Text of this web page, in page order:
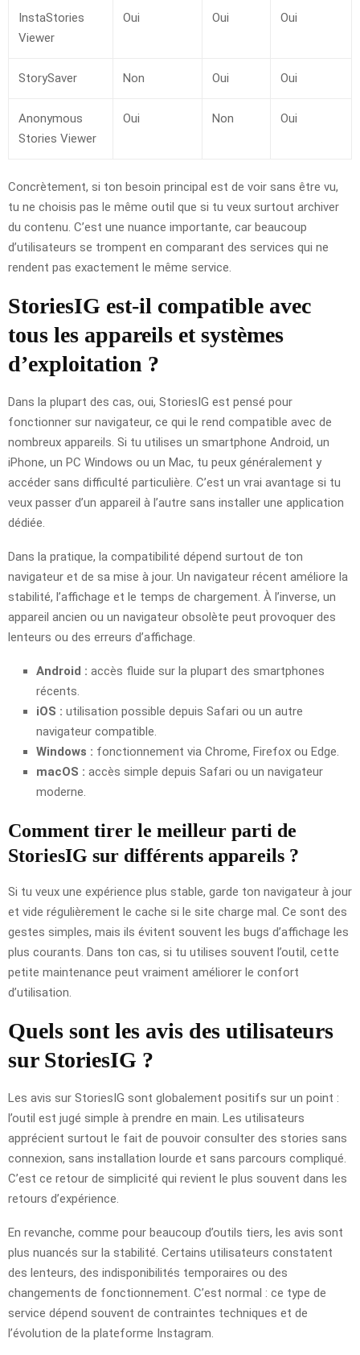
InstaStories
Viewer
Oui Oui Oui
StorySaver Non Oui Oui
Anonymous
Stories Viewer
Oui Non Oui
Concrètement, si ton besoin principal est de voir sans être vu,
tu ne choisis pas le même outil que si tu veux surtout archiver
du contenu. C’est une nuance importante, car beaucoup
d’utilisateurs se trompent en comparant des services qui ne
rendent pas exactement le même service.
StoriesIG est-il compatible avec
tous les appareils et systèmes
d’exploitation ?
Dans la plupart des cas, oui, StoriesIG est pensé pour
fonctionner sur navigateur, ce qui le rend compatible avec de
nombreux appareils. Si tu utilises un smartphone Android, un
iPhone, un PC Windows ou un Mac, tu peux généralement y
accéder sans difficulté particulière. C’est un vrai avantage si tu
veux passer d’un appareil à l’autre sans installer une application
dédiée.
Dans la pratique, la compatibilité dépend surtout de ton
navigateur et de sa mise à jour. Un navigateur récent améliore la
stabilité, l’affichage et le temps de chargement. À l’inverse, un
appareil ancien ou un navigateur obsolète peut provoquer des
lenteurs ou des erreurs d’affichage.
Android : accès fluide sur la plupart des smartphones
récents.
iOS : utilisation possible depuis Safari ou un autre
navigateur compatible.
Windows : fonctionnement via Chrome, Firefox ou Edge.
macOS : accès simple depuis Safari ou un navigateur
moderne.
Comment tirer le meilleur parti de
StoriesIG sur différents appareils ?
Si tu veux une expérience plus stable, garde ton navigateur à jour
et vide régulièrement le cache si le site charge mal. Ce sont des
gestes simples, mais ils évitent souvent les bugs d’affichage les
plus courants. Dans ton cas, si tu utilises souvent l’outil, cette
petite maintenance peut vraiment améliorer le confort
d’utilisation.
Quels sont les avis des utilisateurs
sur StoriesIG ?
Les avis sur StoriesIG sont globalement positifs sur un point :
l’outil est jugé simple à prendre en main. Les utilisateurs
apprécient surtout le fait de pouvoir consulter des stories sans
connexion, sans installation lourde et sans parcours compliqué.
C’est ce retour de simplicité qui revient le plus souvent dans les
retours d’expérience.
En revanche, comme pour beaucoup d’outils tiers, les avis sont
plus nuancés sur la stabilité. Certains utilisateurs constatent
des lenteurs, des indisponibilités temporaires ou des
changements de fonctionnement. C’est normal : ce type de
service dépend souvent de contraintes techniques et de
l’évolution de la plateforme Instagram.